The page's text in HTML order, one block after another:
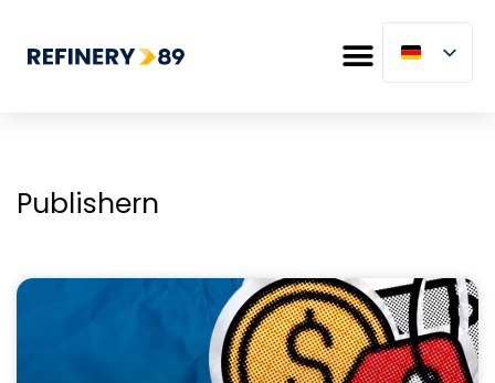
Publishern